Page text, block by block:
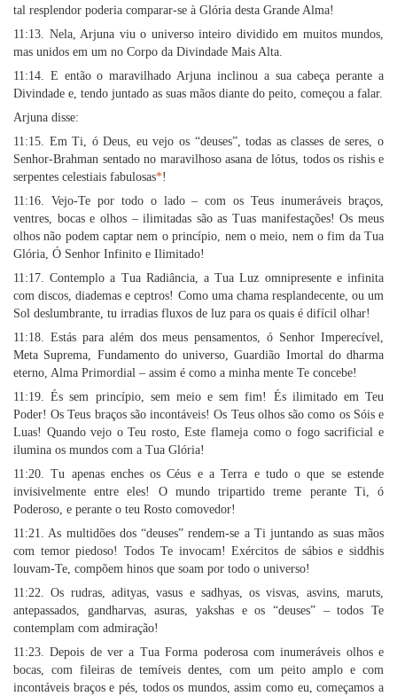
tal resplendor poderia comparar-se à Glória desta Grande Alma!
11:13. Nela, Arjuna viu o universo inteiro dividido em muitos mundos,
mas unidos em um no Corpo da Divindade Mais Alta.
11:14. E então o maravilhado Arjuna inclinou a sua cabeça perante a
Divindade e, tendo juntado as suas mãos diante do peito, começou a falar.
Arjuna disse:
11:15. Em Ti, ó Deus, eu vejo os “deuses”, todas as classes de seres, o
Senhor-Brahman sentado no maravilhoso asana de lótus, todos os rishis e
serpentes celestiais fabulosas*!
11:16. Vejo-Te por todo o lado – com os Teus inumeráveis braços,
ventres, bocas e olhos – ilimitadas são as Tuas manifestações! Os meus
olhos não podem captar nem o princípio, nem o meio, nem o fim da Tua
Glória, Ó Senhor Infinito e Ilimitado!
11:17. Contemplo a Tua Radiância, a Tua Luz omnipresente e infinita
com discos, diademas e ceptros! Como uma chama resplandecente, ou um
Sol deslumbrante, tu irradias fluxos de luz para os quais é difícil olhar!
11:18. Estás para além dos meus pensamentos, ó Senhor Imperecível,
Meta Suprema, Fundamento do universo, Guardião Imortal do dharma
eterno, Alma Primordial – assim é como a minha mente Te concebe!
11:19. És sem princípio, sem meio e sem fim! És ilimitado em Teu
Poder! Os Teus braços são incontáveis! Os Teus olhos são como os Sóis e
Luas! Quando vejo o Teu rosto, Este flameja como o fogo sacrificial e
ilumina os mundos com a Tua Glória!
11:20. Tu apenas enches os Céus e a Terra e tudo o que se estende
invisivelmente entre eles! O mundo tripartido treme perante Ti, ó
Poderoso, e perante o teu Rosto comovedor!
11:21. As multidões dos “deuses” rendem-se a Ti juntando as suas mãos
com temor piedoso! Todos Te invocam! Exércitos de sábios e siddhis
louvam-Te, compõem hinos que soam por todo o universo!
11:22. Os rudras, adityas, vasus e sadhyas, os visvas, asvins, maruts,
antepassados, gandharvas, asuras, yakshas e os “deuses” – todos Te
contemplam com admiração!
11:23. Depois de ver a Tua Forma poderosa com inumeráveis olhos e
bocas, com fileiras de temíveis dentes, com um peito amplo e com
incontáveis braços e pés, todos os mundos, assim como eu, começamos a